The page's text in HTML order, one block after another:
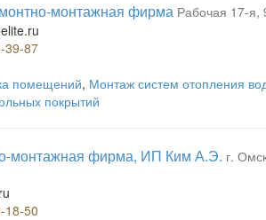
монтажная фирма Рабочая 17-я,
39-87
помещений, Монтаж систем отопления
покрытий
монтажная фирма, ИП Ким А.Э. г.
18-50